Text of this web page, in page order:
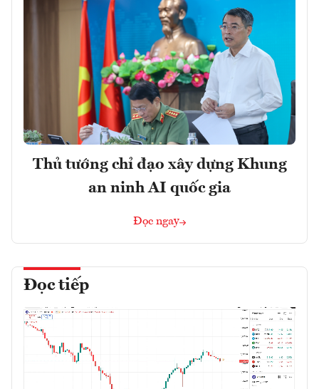
Thủ tướng chỉ đạo xây dựng Khung
an ninh AI quốc gia
Đọc ngay
Đọc tiếp